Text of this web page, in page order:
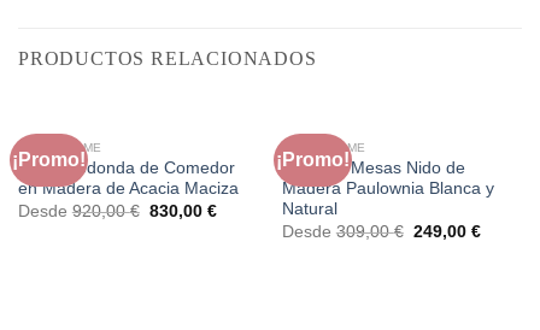
PRODUCTOS RELACIONADOS
¡Promo!
FAURA HOME
Mesa Redonda de Comedor
en Madera de Acacia Maciza
Desde 920,00€ El
830,00 €El
¡Promo!
FAURA HOME
Set de 3 Mesas Nido de
Madera Paulownia Blanca y
Natural
Desde 309,00€ El
249,00 €El